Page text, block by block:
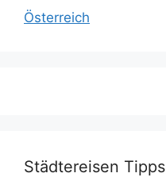
Österreich
Städtereisen Tipps